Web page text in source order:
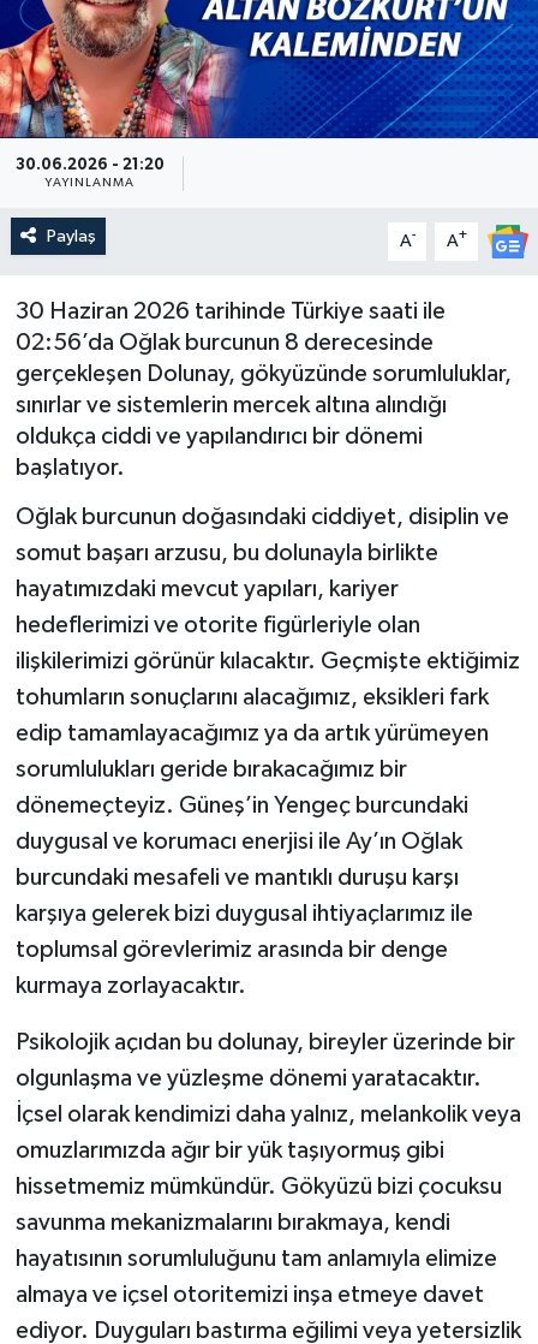
30.06.2026 - 21:20
YAYINLANMA
Paylaş A- A+
30 Haziran 2026 tarihinde Türkiye saati ile
02:56’da Oğlak burcunun 8 derecesinde
gerçekleşen Dolunay, gökyüzünde sorumluluklar,
sınırlar ve sistemlerin mercek altına alındığı
oldukça ciddi ve yapılandırıcı bir dönemi
başlatıyor.
Oğlak burcunun doğasındaki ciddiyet, disiplin ve
somut başarı arzusu, bu dolunayla birlikte
hayatımızdaki mevcut yapıları, kariyer
hedeflerimizi ve otorite figürleriyle olan
ilişkilerimizi görünür kılacaktır. Geçmişte ektiğimiz
tohumların sonuçlarını alacağımız, eksikleri fark
edip tamamlayacağımız ya da artık yürümeyen
sorumlulukları geride bırakacağımız bir
dönemeçteyiz. Güneş’in Yengeç burcundaki
duygusal ve korumacı enerjisi ile Ay’ın Oğlak
burcundaki mesafeli ve mantıklı duruşu karşı
karşıya gelerek bizi duygusal ihtiyaçlarımız ile
toplumsal görevlerimiz arasında bir denge
kurmaya zorlayacaktır.
Psikolojik açıdan bu dolunay, bireyler üzerinde bir
olgunlaşma ve yüzleşme dönemi yaratacaktır.
İçsel olarak kendimizi daha yalnız, melankolik veya
omuzlarımızda ağır bir yük taşıyormuş gibi
hissetmemiz mümkündür. Gökyüzü bizi çocuksu
savunma mekanizmalarını bırakmaya, kendi
hayatısının sorumluluğunu tam anlamıyla elimize
almaya ve içsel otoritemizi inşa etmeye davet
ediyor. Duyguları bastırma eğilimi veya yetersizlik
Güncel
Kültür & Sanat
Magazin
Resmi İlan
Siyaset
Spor